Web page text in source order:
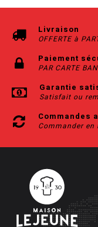
Livraison
OFFERTE à
Paiement
PAR CARTE
Garantie
Satisfait ou
Commandes
Commander en